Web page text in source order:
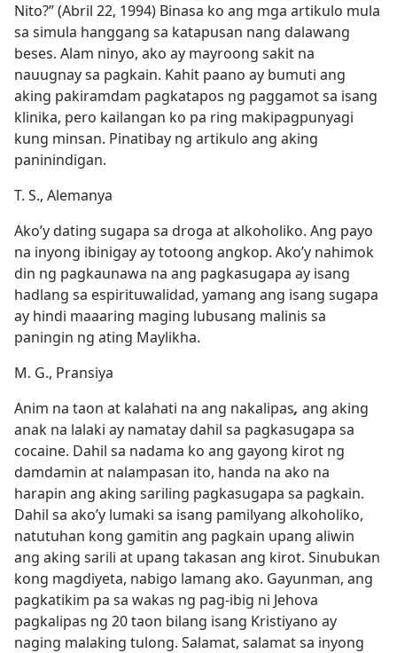
Nito?” (Abril 22, 1994) Binasa ko ang mga artikulo mula
sa simula hanggang sa katapusan nang dalawang
beses. Alam ninyo, ako ay mayroong sakit na
nauugnay sa pagkain. Kahit paano ay bumuti ang
aking pakiramdam pagkatapos ng paggamot sa isang
klinika, pero kailangan ko pa ring makipagpunyagi
kung minsan. Pinatibay ng artikulo ang aking
paninindigan.
T. S., Alemanya
Ako’y dating sugapa sa droga at alkoholiko. Ang payo
na inyong ibinigay ay totoong angkop. Ako’y nahimok
din ng pagkaunawa na ang pagkasugapa ay isang
hadlang sa espirituwalidad, yamang ang isang sugapa
ay hindi maaaring maging lubusang malinis sa
paningin ng ating Maylikha.
M. G., Pransiya
Anim na taon at kalahati na ang nakalipas, ang aking
anak na lalaki ay namatay dahil sa pagkasugapa sa
cocaine. Dahil sa nadama ko ang gayong kirot ng
damdamin at nalampasan ito, handa na ako na
harapin ang aking sariling pagkasugapa sa pagkain.
Dahil sa ako’y lumaki sa isang pamilyang alkoholiko,
natutuhan kong gamitin ang pagkain upang aliwin
ang aking sarili at upang takasan ang kirot. Sinubukan
kong magdiyeta, nabigo lamang ako. Gayunman, ang
pagkatikim pa sa wakas ng pag-ibig ni Jehova
pagkalipas ng 20 taon bilang isang Kristiyano ay
naging malaking tulong. Salamat, salamat sa inyong